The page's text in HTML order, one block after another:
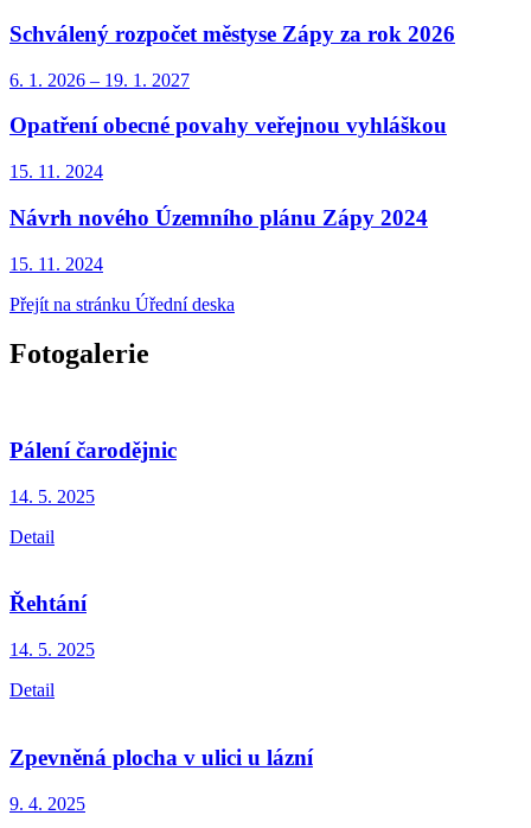
Schválený rozpočet městyse Zápy za rok 2026
6. 1. 2026 – 19. 1. 2027
Opatření obecné povahy veřejnou vyhláškou
15. 11. 2024
Návrh nového Územního plánu Zápy 2024
15. 11. 2024
Přejít na stránku Úřední deska
Fotogalerie
Pálení čarodějnic
14. 5. 2025
Detail
Řehtání
14. 5. 2025
Detail
Zpevněná plocha v ulici u lázní
9. 4. 2025